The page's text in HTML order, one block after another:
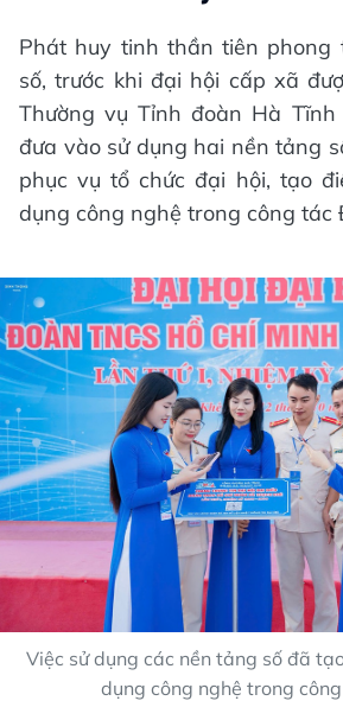
Phát huy tinh thần tiên phong
số, trước khi đại hội cấp xã
Thường vụ Tỉnh đoàn Hà
đưa vào sử dụng hai nền tảng
phục vụ tổ chức đại hội, tạo
dụng công nghệ trong công tác
Việc sử dụng các nền tảng số đã
dụng công nghệ trong